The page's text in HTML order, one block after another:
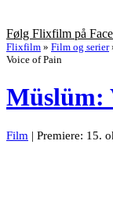
Følg Flixfilm på
Flixfilm » Film og serier
Voice of Pain
Müslüm:
Film | Premiere: 15.